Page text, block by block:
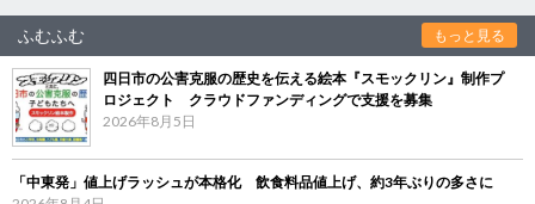
ふむふむ もっと見る
四日市の公害克服の歴史を伝える絵本『スモックリン』制作プ
ロジェクト クラウドファンディングで支援を募集
2026年8月5日
「中東発」値上げラッシュが本格化 飲食料品値上げ、約3年ぶりの多さに